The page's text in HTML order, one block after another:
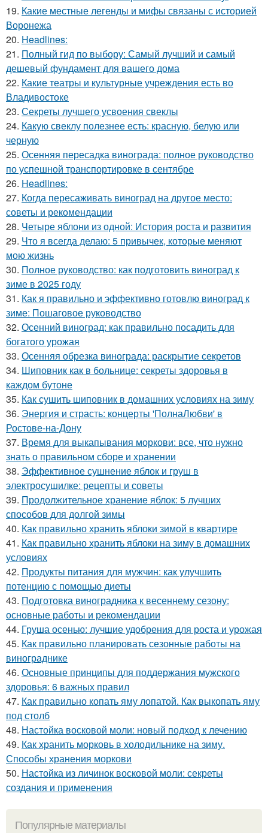
19. Какие местные легенды и мифы связаны с историей
Воронежа
20. Headlines:
21. Полный гид по выбору: Самый лучший и самый
дешевый фундамент для вашего дома
22. Какие театры и культурные учреждения есть во
Владивостоке
23. Секреты лучшего усвоения свеклы
24. Какую свеклу полезнее есть: красную, белую или
черную
25. Осенняя пересадка винограда: полное руководство
по успешной транспортировке в сентябре
26. Headlines:
27. Когда пересаживать виноград на другое место:
советы и рекомендации
28. Четыре яблони из одной: История роста и развития
29. Что я всегда делаю: 5 привычек, которые меняют
мою жизнь
30. Полное руководство: как подготовить виноград к
зиме в 2025 году
31. Как я правильно и эффективно готовлю виноград к
зиме: Пошаговое руководство
32. Осенний виноград: как правильно посадить для
богатого урожая
33. Осенняя обрезка винограда: раскрытие секретов
34. Шиповник как в больнице: секреты здоровья в
каждом бутоне
35. Как сушить шиповник в домашних условиях на зиму
36. Энергия и страсть: концерты 'ПолнаЛюбви' в
Ростове-на-Дону
37. Время для выкапывания моркови: все, что нужно
знать о правильном сборе и хранении
38. Эффективное сушнение яблок и груш в
электросушилке: рецепты и советы
39. Продолжительное хранение яблок: 5 лучших
способов для долгой зимы
40. Как правильно хранить яблоки зимой в квартире
41. Как правильно хранить яблоки на зиму в домашних
условиях
42. Продукты питания для мужчин: как улучшить
потенцию с помощью диеты
43. Подготовка виноградника к весеннему сезону:
основные работы и рекомендации
44. Груша осенью: лучшие удобрения для роста и урожая
45. Как правильно планировать сезонные работы на
винограднике
46. Основные принципы для поддержания мужского
здоровья: 6 важных правил
47. Как правильно копать яму лопатой. Как выкопать яму
под столб
48. Настойка восковой моли: новый подход к лечению
49. Как хранить морковь в холодильнике на зиму.
Способы хранения моркови
50. Настойка из личинок восковой моли: секреты
создания и применения
Популярные материалы